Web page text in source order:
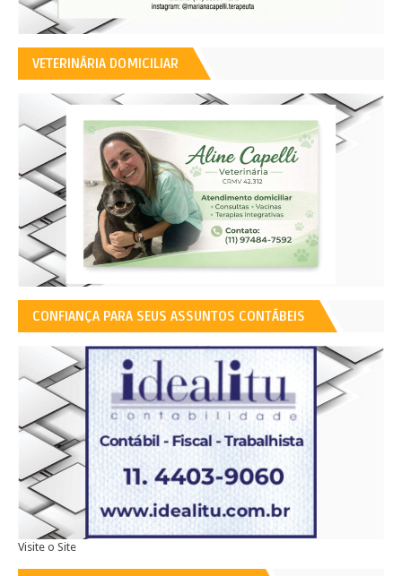
VETERINÁRIA DOMICILIAR
CONFIANÇA PARA SEUS ASSUNTOS CONTÁBEIS
Visite o Site